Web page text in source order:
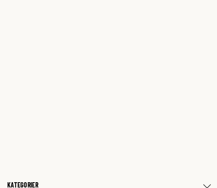
KATEGORIER